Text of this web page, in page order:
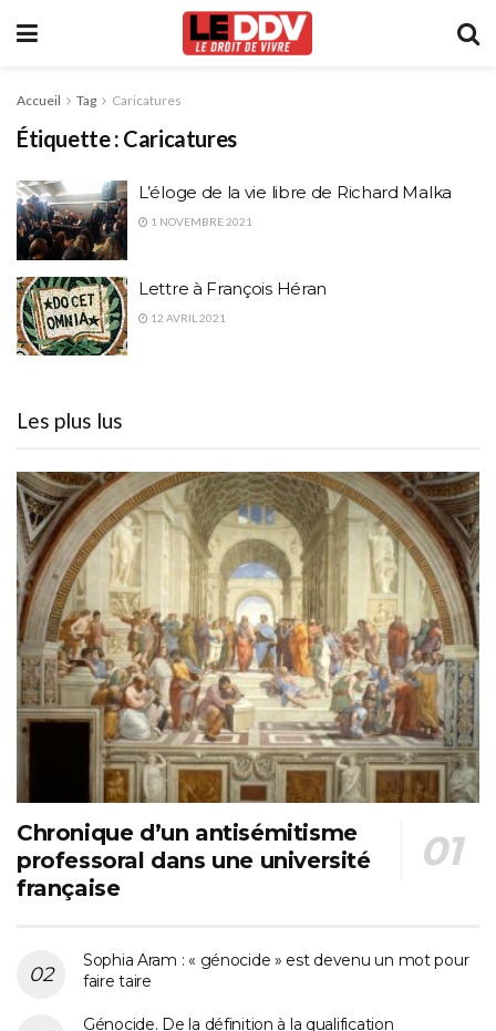
Accueil Tag Caricatures
Étiquette : Caricatures
L’éloge de la vie libre de Richard Malka
1 NOVEMBRE 2021
Lettre à François Héran
12 AVRIL 2021
Les plus lus
Chronique d’un antisémitisme
professoral dans une université
française
Sophia Aram : « génocide » est devenu un mot pour
faire taire
Génocide. De la définition à la qualification